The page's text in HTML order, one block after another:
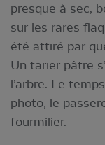
presque à sec,
sur les rares
été attiré par
Un tarier pâtre
l’arbre. Le
photo, le
fourmilier.